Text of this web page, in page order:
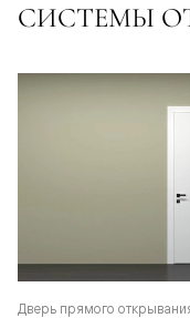
СИСТЕМЫ
Дверь прямого